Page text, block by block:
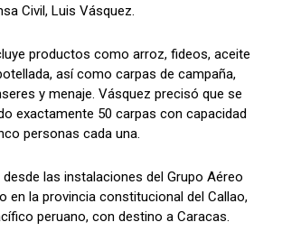
Civil, Luis Vásquez.
productos como arroz, fideos, aceite
así como carpas de campaña,
y menaje. Vásquez precisó que se
exactamente 50 carpas con capacidad
personas cada una.
las instalaciones del Grupo Aéreo
en la provincia constitucional del Callao,
peruano, con destino a Caracas.